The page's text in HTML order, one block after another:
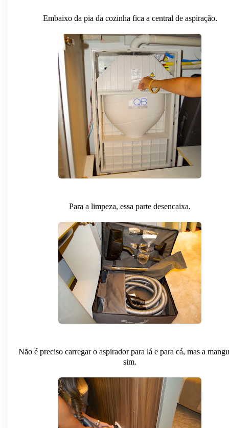
Embaixo da pia da cozinha fica a central de aspiração.
Para a limpeza, essa parte desencaixa.
Não é preciso carregar o aspirador para lá e para cá, mas a
sim.